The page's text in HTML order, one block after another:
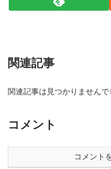
関連記事
関連記事は見つかりませんで
コメント
コメント